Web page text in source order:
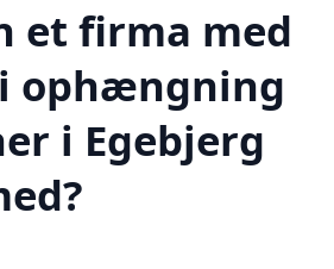
et firma med
ophængning
i Egebjerg